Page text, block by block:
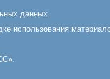
данных
использования